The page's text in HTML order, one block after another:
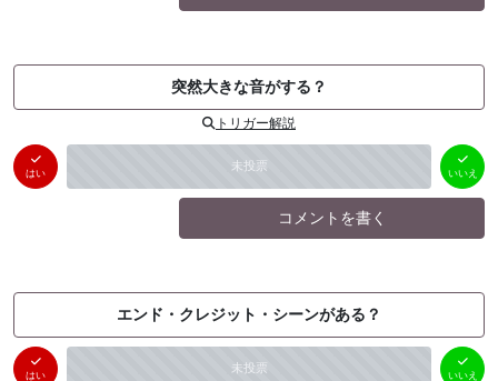
突然大きな音がする？
トリガー解説
はい 未投票
いいえ
（ 0件）
いいえ
コメントを書く
エンド・クレジット・シーンがある？
はい 未投票
いいえ
（ 0件）
いいえ